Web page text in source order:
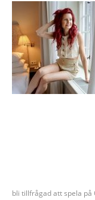
bli tillfrågad att spela